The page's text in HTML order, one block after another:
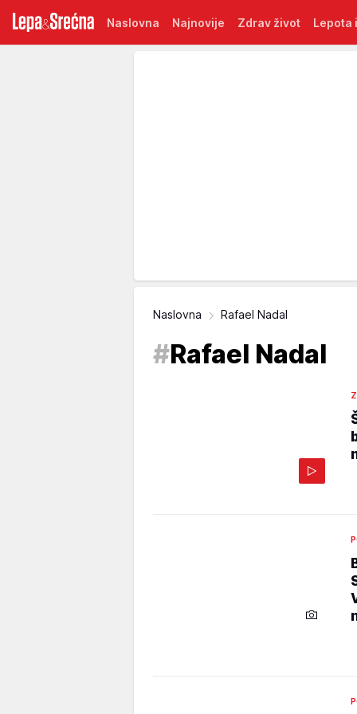
Naslovna Najnovije Zdrav život Lepota
Naslovna Rafael Nadal
#Rafael Nadal